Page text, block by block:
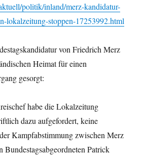
politik/inland/merz-kandidatur-
lokalzeitung-stoppen-17253992.html
von Friedrich Merz
Heimat für einen
gesorgt:
habe die Lokalzeitung
dazu aufgefordert, keine
Kampfabstimmung zwischen Merz
Bundestagsabgeordneten Patrick